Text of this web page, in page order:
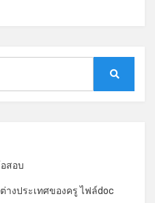
สอบ
งประเทศของครู ไฟล์doc